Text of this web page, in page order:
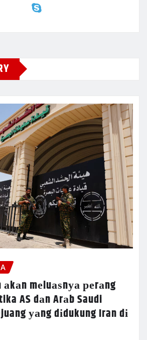
аkаn mеluаѕnуа реrаng
AS dаn Arаb Saudi
уаng dіdukung Iran dі